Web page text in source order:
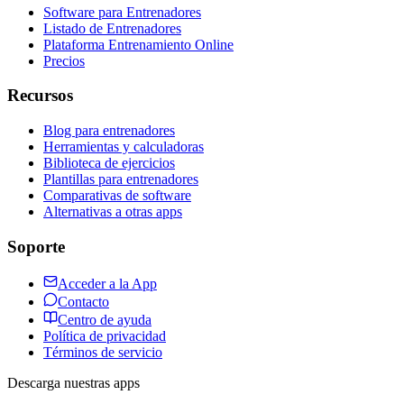
Software para Entrenadores
Listado de Entrenadores
Plataforma Entrenamiento Online
Precios
Recursos
Blog para entrenadores
Herramientas y calculadoras
Biblioteca de ejercicios
Plantillas para entrenadores
Comparativas de software
Alternativas a otras apps
Soporte
Acceder a la App
Contacto
Centro de ayuda
Política de privacidad
Términos de servicio
Descarga nuestras apps